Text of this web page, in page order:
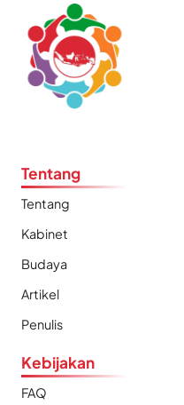
Tentang
Tentang
Kabinet
Budaya
Artikel
Penulis
Kebijakan
FAQ